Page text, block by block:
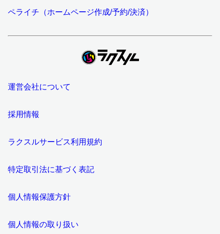
ペライチ（ホームページ作成/予約/決済）
運営会社について
採用情報
ラクスルサービス利用規約
特定取引法に基づく表記
個人情報保護方針
個人情報の取り扱い